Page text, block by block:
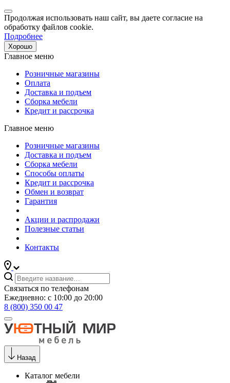
Продолжая использовать наш сайт, вы даете согласие на
обработку файлов cookie.
Подробнее
Хорошо
Главное меню
Розничные магазины
Оплата
Доставка и подъем
Сборка мебели
Кредит и рассрочка
Главное меню
Розничные магазины
Доставка и подъем
Сборка мебели
Способы оплаты
Кредит и рассрочка
Обмен и возврат
Гарантия
Акции и распродажи
Полезные статьи
Контакты
Связаться по телефонам
Ежедневно: с 10:00 до 20:00
8 (800) 350 00 47
Назад
Каталог мебели